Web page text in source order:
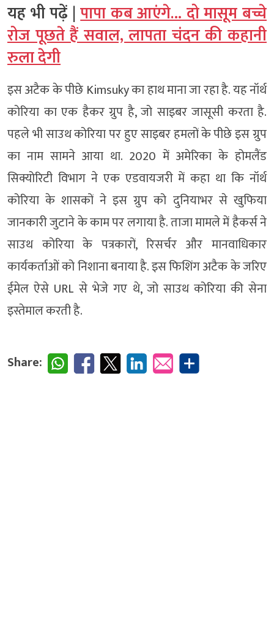
यह भी पढ़ें |पापा कब आएंगे… दो मासूम बच्चे
रोज पूछते हैं सवाल, लापता चंदन की कहानी
रुला देगी
इस अटैक के पीछे Kimsuky का हाथ माना जा रहा है. यह नॉर्थ
कोरिया का एक हैकर ग्रुप है, जो साइबर जासूसी करता है.
पहले भी साउथ कोरिया पर हुए साइबर हमलों के पीछे इस ग्रुप
का नाम सामने आया था. 2020 में अमेरिका के होमलैंड
सिक्योरिटी विभाग ने एक एडवायजरी में कहा था कि नॉर्थ
कोरिया के शासकों ने इस ग्रुप को दुनियाभर से खुफिया
जानकारी जुटाने के काम पर लगाया है. ताजा मामले में हैकर्स ने
साउथ कोरिया के पत्रकारों, रिसर्चर और मानवाधिकार
कार्यकर्ताओं को निशाना बनाया है. इस फिशिंग अटैक के जरिए
ईमेल ऐसे URL से भेजे गए थे, जो साउथ कोरिया की सेना
इस्तेमाल करती है.
Share: